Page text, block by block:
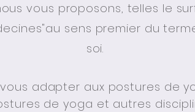
vous proposons, telles le
sens premier du
soi.
adapter aux postures de
de yoga et autres